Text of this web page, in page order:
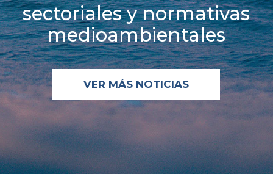
sectoriales y normativas
medioambientales
VER MÁS NOTICIAS